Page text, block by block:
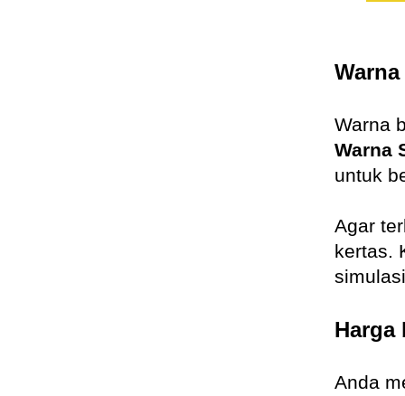
Warna
Warna
untuk
Agar
kertas.
Harga
Anda